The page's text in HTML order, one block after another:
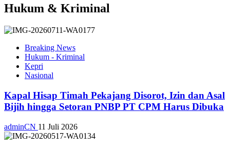
Hukum & Kriminal
Breaking News
Hukum - Kriminal
Kepri
Nasional
Kapal Hisap Timah Pekajang Disorot, Izin dan Asal
Bijih hingga Setoran PNBP PT CPM Harus Dibuka
adminCN 11 Juli 2026